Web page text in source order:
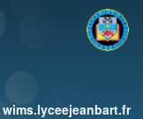
wims.lyceejeanbart.fr